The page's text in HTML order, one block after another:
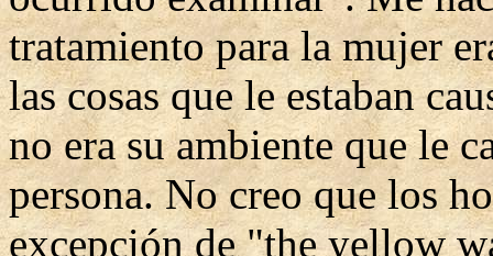
tratamiento para la mujer
las cosas que le estaban
no era su ambiente que le
persona. No creo que los
excepción de "the yellow